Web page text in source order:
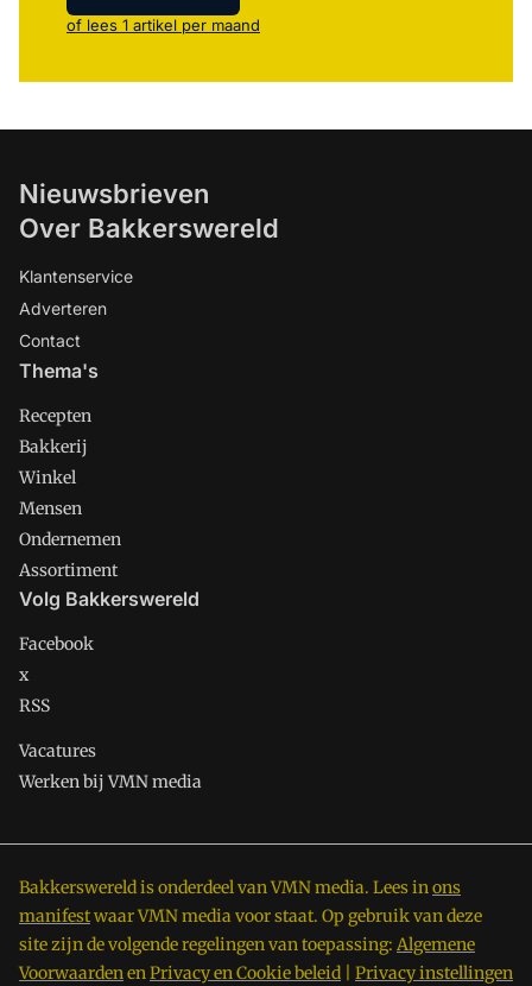
of lees 1 artikel per maand
Nieuwsbrieven
Over Bakkerswereld
Klantenservice
Adverteren
Contact
Thema's
Recepten
Bakkerij
Winkel
Mensen
Ondernemen
Assortiment
Volg Bakkerswereld
Facebook
x
RSS
Vacatures
Werken bij VMN media
Bakkerswereld is onderdeel van VMN media. Lees inons
manifestwaar VMN media voor staat. Op gebruik van deze
site zijn de volgende regelingen van toepassing: Algemene
VoorwaardenenPrivacy en Cookie beleid Privacy instellingen